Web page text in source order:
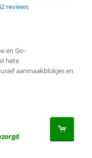
reviews.
reviews
en Go-
hete
aanmaakblokjes en